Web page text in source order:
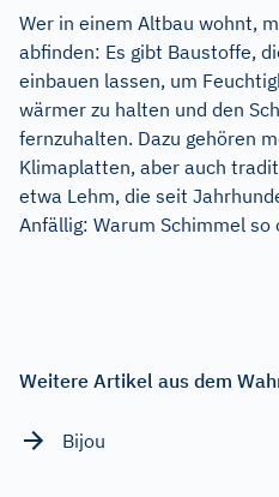
Wer in einem Altbau wohnt,
abfinden: Es gibt Baustoffe,
einbauen lassen, um
wärmer zu halten und den
fernzuhalten. Dazu gehören
Klimaplatten, aber auch
etwa Lehm, die seit
Anfällig: Warum Schimmel so
Weitere Artikel aus dem
Bijou